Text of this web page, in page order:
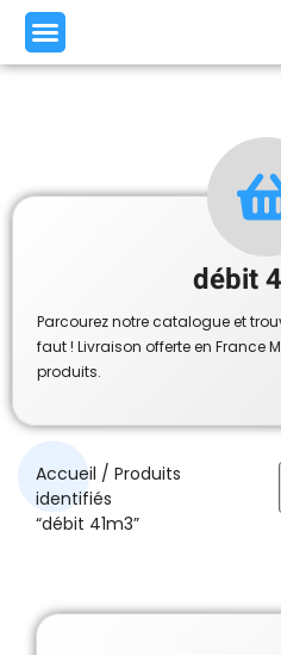
débit
Parcourez notre catalogue et
faut ! Livraison offerte en France
produits.
Accueil / Produits
identifiés
“débit 41m3”